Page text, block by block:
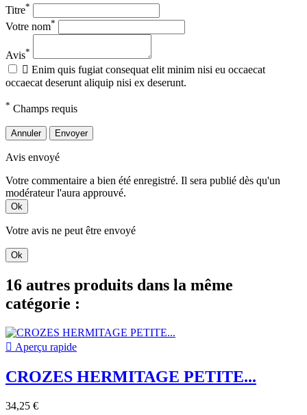
Titre*
Votre nom*
Avis*
 Enim quis fugiat consequat elit minim nisi eu occaecat
occaecat deserunt aliquip nisi ex deserunt.
* Champs requis
Annuler Envoyer
Avis envoyé
Votre commentaire a bien été enregistré. Il sera publié dès qu'un
modérateur l'aura approuvé.
Ok
Votre avis ne peut être envoyé
Ok
16 autres produits dans la même
catégorie :
 Aperçu rapide
CROZES HERMITAGE PETITE...
34,25 €